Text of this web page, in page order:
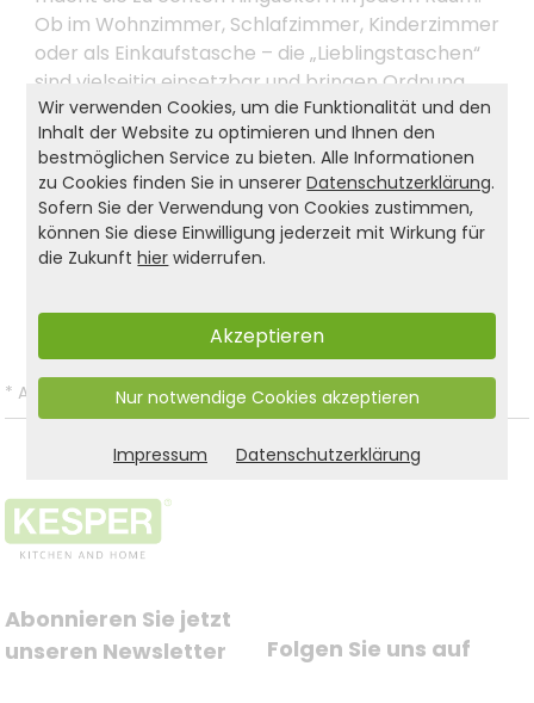
Ob im Wohnzimmer, Schlafzimmer, Kinderzimmer
oder als Einkaufstasche – die „Lieblingstaschen“
sind vielseitig einsetzbar und bringen Ordnung
und Stil in Ihren Alltag. Mit KESPER entscheidest du
dich für funktionale Aufbewahrungslösungen, die
Design und Praktikabilität perfekt verbinden.
Produkt- und Sicherheitshinweise:
* Alle Preise inkl. gesetzl. MwSt. und zzgl.Versandkosten
Abonnieren Sie jetzt
unseren Newsletter
Folgen Sie uns auf
Wir verwenden Cookies, um die Funktionalität und den
Inhalt der Website zu optimieren und Ihnen den
bestmöglichen Service zu bieten. Alle Informationen
zu Cookies finden Sie in unsererDatenschutzerklärung.
Sofern Sie der Verwendung von Cookies zustimmen,
können Sie diese Einwilligung jederzeit mit Wirkung für
die Zukunfthier widerrufen.
Akzeptieren
Nur notwendige Cookies akzeptieren
Impressum Datenschutzerklärung